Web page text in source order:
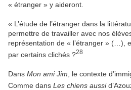
« étranger » y aideront.
« L’étude de l’étranger dans la
permettre de travailler avec nos
représentation de « l’étranger » (…),
par certains clichés ?28
Dans Mon ami Jim , le contexte
Comme dans Les chiens aussi